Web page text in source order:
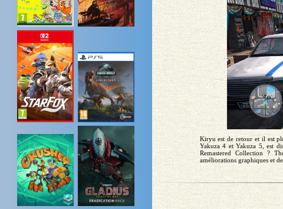
Kiryu est de retour et il est
Yakuza 4 et Yakuza 5, est
Remastered Collection ?
améliorations graphiques et